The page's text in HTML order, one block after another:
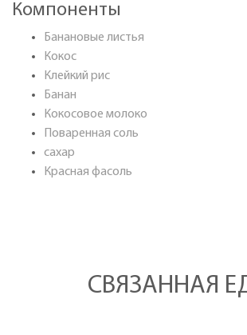
Компоненты
Банановые листья
Кокос
Клейкий рис
Банан
Кокосовое молоко
Поваренная соль
сахар
Красная фасоль
СВЯЗАННАЯ